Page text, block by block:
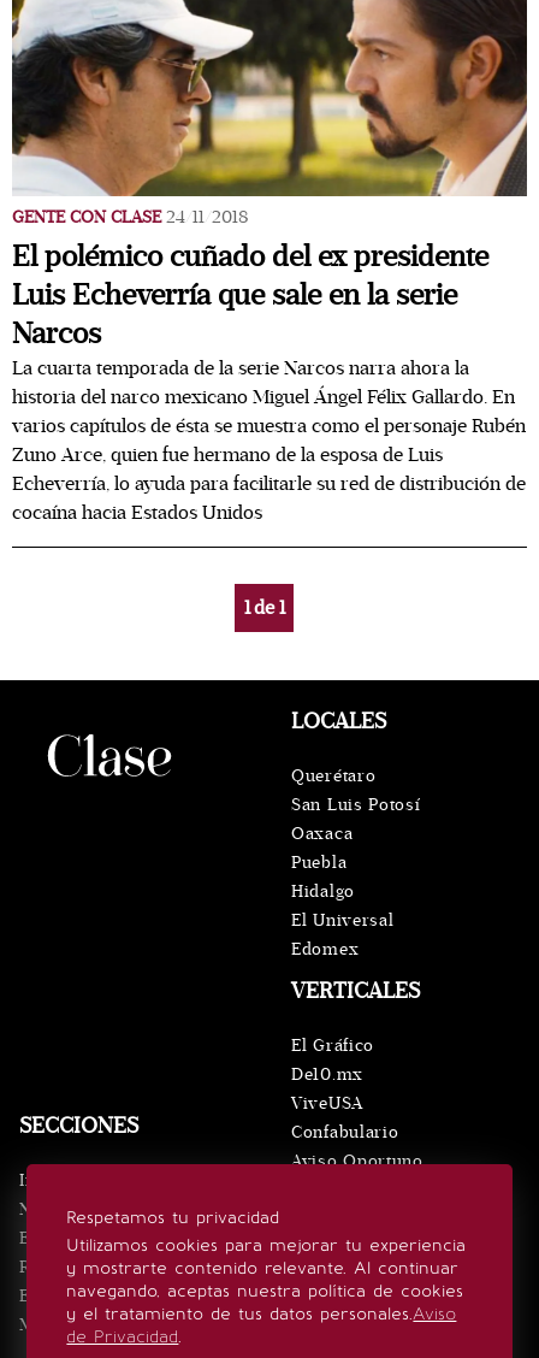
GENTE CON CLASE 24/11/2018
El polémico cuñado del ex presidente
Luis Echeverría que sale en la serie
Narcos
La cuarta temporada de la serie Narcos narra ahora la
historia del narco mexicano Miguel Ángel Félix Gallardo. En
varios capítulos de ésta se muestra como el personaje Rubén
Zuno Arce, quien fue hermano de la esposa de Luis
Echeverría, lo ayuda para facilitarle su red de distribución de
cocaína hacia Estados Unidos
1de1
Respetamos tu privacidad
Utilizamos cookies para mejorar tu experiencia
y mostrarte contenido relevante. Al continuar
navegando, aceptas nuestra política de cookies
y el tratamiento de tus datos personales.Aviso
de Privacidad.
SECCIONES
Inicio
Noticias
Eventos
Realeza
Estilo de vida
Minuto x Minuto
VERTICALES
El Gráfico
De10.mx
ViveUSA
Confabulario
Aviso Oportuno
LOCALES
Querétaro
San Luis Potosí
Oaxaca
Puebla
Hidalgo
El Universal
Edomex
SÍGUENOS